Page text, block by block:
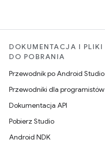
DOKUMENTACJA I PLIKI
DO POBRANIA
Przewodnik po Android Studio
Przewodniki dla programistów
Dokumentacja API
Pobierz Studio
Android NDK